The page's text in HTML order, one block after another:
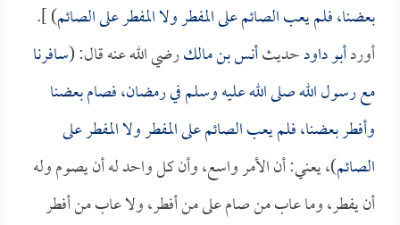
بعضنا، فلم يعب الصائم على المفطر ولا المفطر على الصائم) ].
أوردأبو داودحديثأنس بن مالكرضي الله عنه قال: (سافرنا
مع رسول الله صلى الله عليه وسلم في رمضان، فصام بعضنا
وأفطر بعضنا، فلم يعب الصائم على المفطر ولا المفطر على
الصائم)، يعني: أن الأمر واسع، وأن كل واحد له أن يصوم وله
أن يفطر، وما عاب من صام على من أفطر، ولا عاب من أفطر